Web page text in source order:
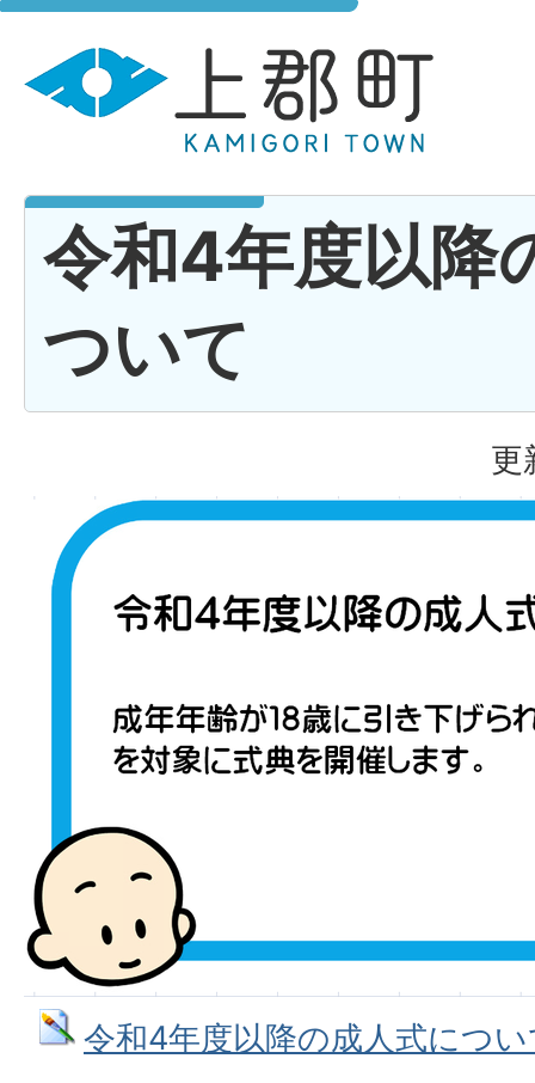
令和4年度以降
ついて
更
令和4年度以降の成人式につ